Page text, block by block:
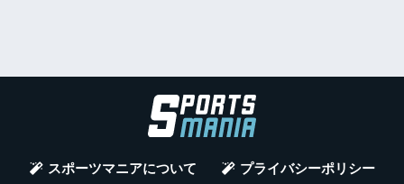
スポーツマニアについて
プライバシーポリシー